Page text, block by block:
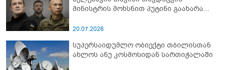
მინისტრის მოხსნით პუტინი გაახარა...
20.07.2026
სუპერსაიდუმლო ობიექტი თბილისთან
ახლოს ანუ კოსმოსიდან სართიჭალაში